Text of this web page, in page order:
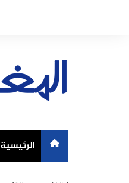
الرئيسية